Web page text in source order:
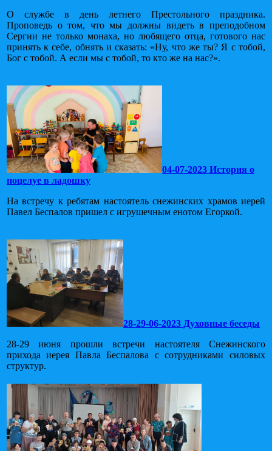
О службе в день летнего Престольного праздника.
Проповедь о том, что мы должны видеть в преподобном
Сергии не только монаха, но любящего отца, готового нас
принять к себе, обнять и сказать: «Ну, что же ты? Я с тобой,
Бог с тобой. А если мы с тобой, то кто же на нас?».
04-07-2023 История о
поцелуе в ладошку
На встречу к ребятам настоятель снежинских храмов иерей
Павел Беспалов пришел с игрушечным енотом Егоркой.
28-29-06-2023 Духовные беседы
28-29 июня прошли встречи настоятеля Снежинского
прихода иерея Павла Беспалова с сотрудниками силовых
структур.